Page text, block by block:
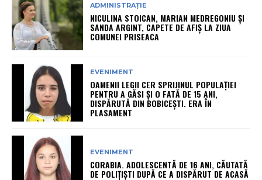
ADMINISTRAȚIE
NICULINA STOICAN, MARIAN MEDREGONIU ȘI
SANDA ARGINT, CAPETE DE AFIȘ LA ZIUA
COMUNEI PRISEACA
EVENIMENT
OAMENII LEGII CER SPRIJINUL POPULAȚIEI
PENTRU A GĂSI ȘI O FATĂ DE 15 ANI,
DISPĂRUTĂ DIN BOBICEȘTI. ERA ÎN
PLASAMENT
EVENIMENT
CORABIA. ADOLESCENTĂ DE 16 ANI, CĂUTATĂ
DE POLIȚIȘTI DUPĂ CE A DISPĂRUT DE ACASĂ